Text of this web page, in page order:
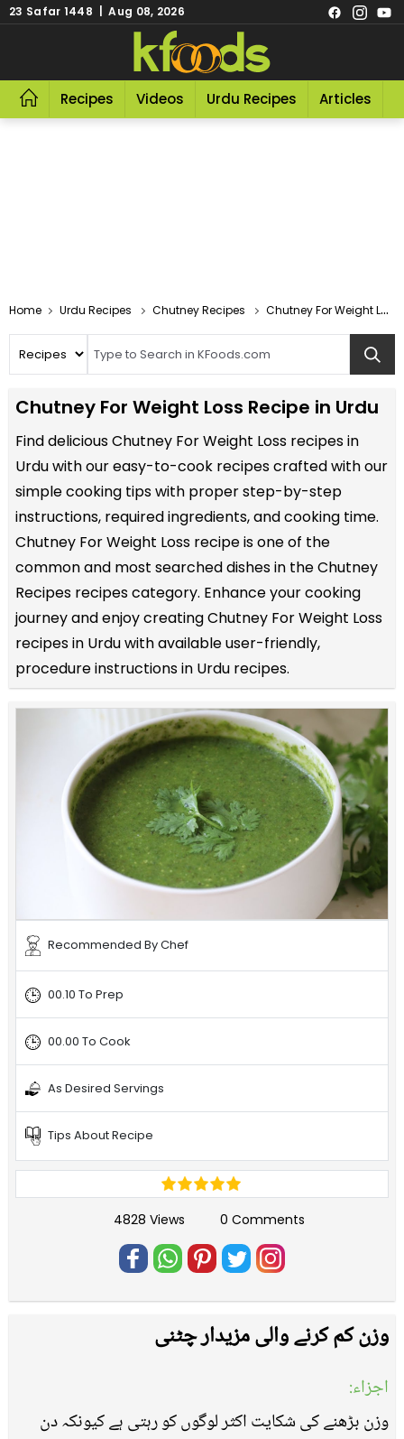
23 Safar 1448 | Aug 08, 2026
Recipes Videos Urdu Recipes Articles
Home Urdu Recipes Chutney Recipes Chutney For Weight Loss Recipe In Urdu
Chutney For Weight Loss Recipe in Urdu
Find delicious Chutney For Weight Loss recipes in
Urdu with our easy-to-cook recipes crafted with our
simple cooking tips with proper step-by-step
instructions, required ingredients, and cooking time.
Chutney For Weight Loss recipe is one of the
common and most searched dishes in the Chutney
Recipes recipes category. Enhance your cooking
journey and enjoy creating Chutney For Weight Loss
recipes in Urdu with available user-friendly,
procedure instructions in Urdu recipes.
Recommended By Chef
00.10 To Prep
00.00 To Cook
As Desired Servings
Tips About Recipe
4828 Views 0 Comments
وزن کم کرنے والی مزیدار چٹنی
اجزاء:
وزن بڑھنے کی شکایت اکثر لوگوں کو رہتی ہے کیونکہ دن